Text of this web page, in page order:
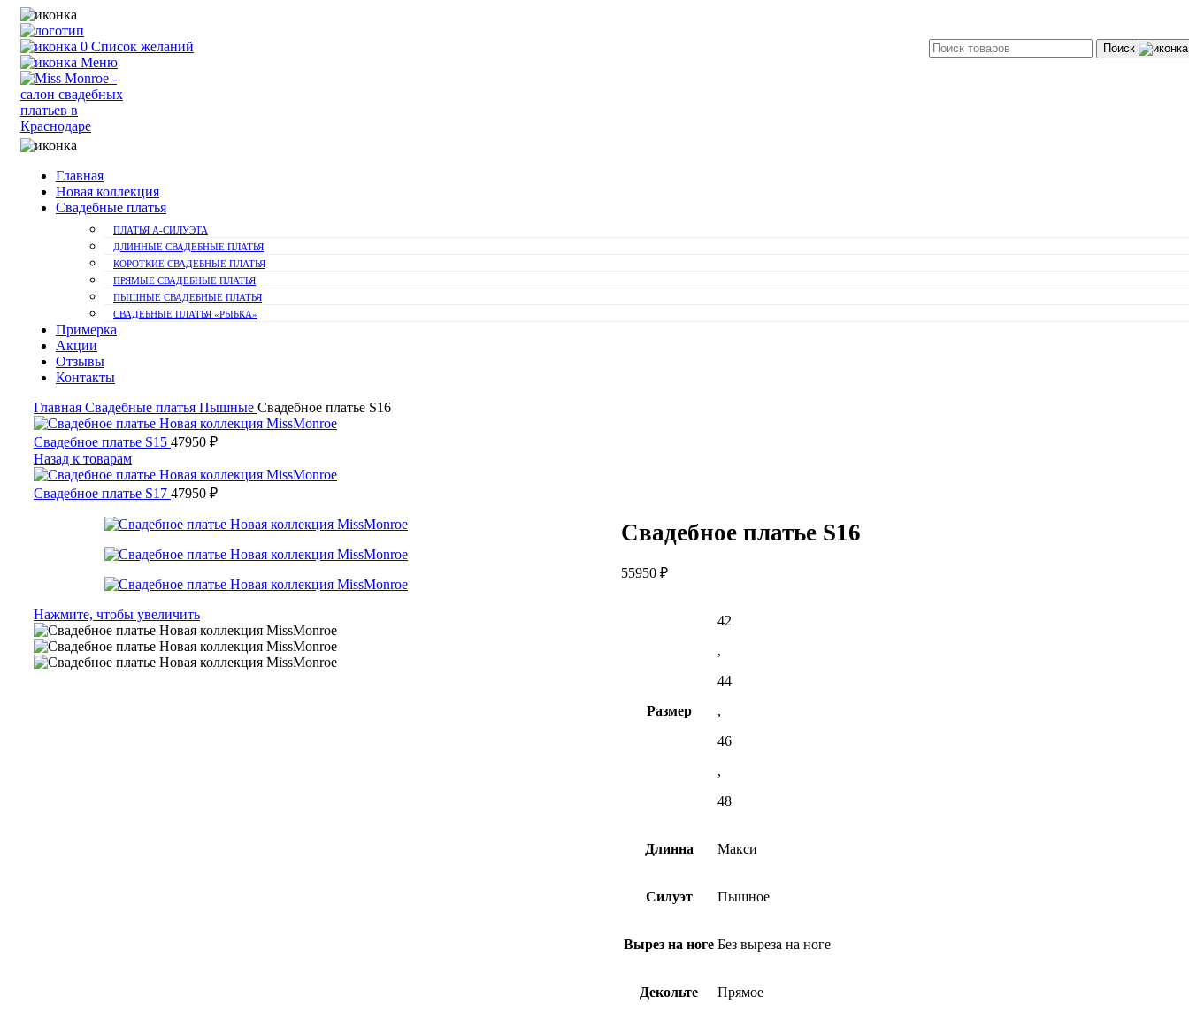
Поиск
0 Список желаний
Меню
Главная
Новая коллекция
Свадебные платья
ПЛАТЬЯ А-СИЛУЭТА
ДЛИННЫЕ СВАДЕБНЫЕ ПЛАТЬЯ
КОРОТКИЕ СВАДЕБНЫЕ ПЛАТЬЯ
ПРЯМЫЕ СВАДЕБНЫЕ ПЛАТЬЯ
ПЫШНЫЕ СВАДЕБНЫЕ ПЛАТЬЯ
СВАДЕБНЫЕ ПЛАТЬЯ «РЫБКА»
Примерка
Акции
Отзывы
Контакты
Главная Свадебные платья Пышные Свадебное платье S16
Свадебное платье S15 47950 ₽
Назад к товарам
Свадебное платье S17 47950 ₽
Нажмите, чтобы увеличить
Свадебное платье S16
55950 ₽
Размер
42
,
44
,
46
,
48
Длинна Макси
Силуэт Пышное
Вырез на ноге Без выреза на ноге
Декольте Прямое